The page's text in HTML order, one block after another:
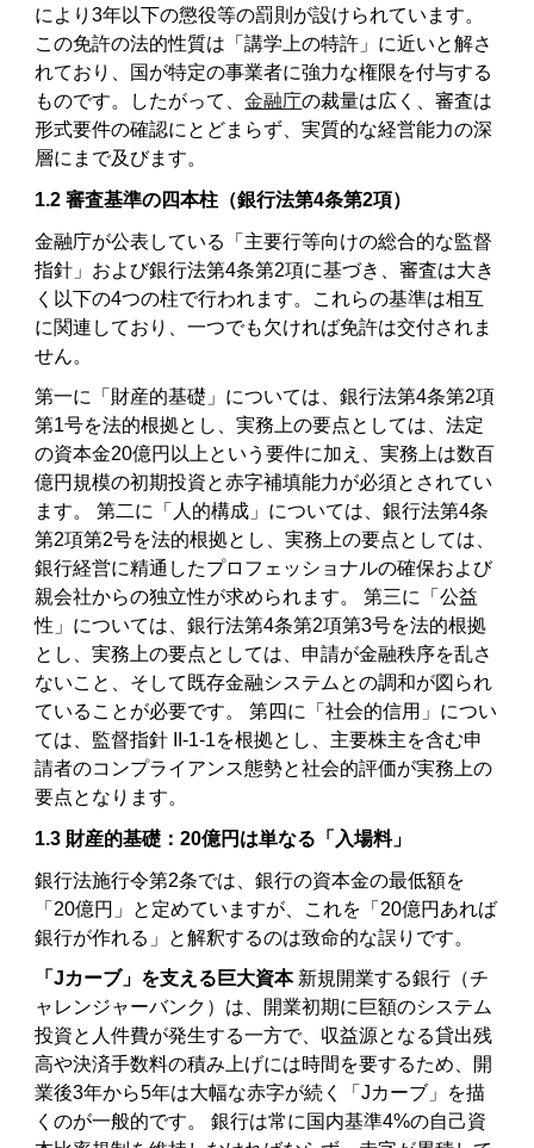
により3年以下の懲役等の罰則が設けられています。
この免許の法的性質は「講学上の特許」に近いと解さ
れており、国が特定の事業者に強力な権限を付与する
ものです。したがって、金融庁の裁量は広く、審査は
形式要件の確認にとどまらず、実質的な経営能力の深
層にまで及びます。
1.2 審査基準の四本柱（銀行法第4条第2項）
金融庁が公表している「主要行等向けの総合的な監督
指針」および銀行法第4条第2項に基づき、審査は大き
く以下の4つの柱で行われます。これらの基準は相互
に関連しており、一つでも欠ければ免許は交付されま
せん。
第一に「財産的基礎」については、銀行法第4条第2項
第1号を法的根拠とし、実務上の要点としては、法定
の資本金20億円以上という要件に加え、実務上は数百
億円規模の初期投資と赤字補填能力が必須とされてい
ます。 第二に「人的構成」については、銀行法第4条
第2項第2号を法的根拠とし、実務上の要点としては、
銀行経営に精通したプロフェッショナルの確保および
親会社からの独立性が求められます。 第三に「公益
性」については、銀行法第4条第2項第3号を法的根拠
とし、実務上の要点としては、申請が金融秩序を乱さ
ないこと、そして既存金融システムとの調和が図られ
ていることが必要です。 第四に「社会的信用」につい
ては、監督指針 II-1-1を根拠とし、主要株主を含む申
請者のコンプライアンス態勢と社会的評価が実務上の
要点となります。
1.3 財産的基礎：20億円は単なる「入場料」
銀行法施行令第2条では、銀行の資本金の最低額を
「20億円」と定めていますが、これを「20億円あれば
銀行が作れる」と解釈するのは致命的な誤りです。
「Jカーブ」を支える巨大資本新規開業する銀行（チ
ャレンジャーバンク）は、開業初期に巨額のシステム
投資と人件費が発生する一方で、収益源となる貸出残
高や決済手数料の積み上げには時間を要するため、開
業後3年から5年は大幅な赤字が続く「Jカーブ」を描
くのが一般的です。 銀行は常に国内基準4%の自己資